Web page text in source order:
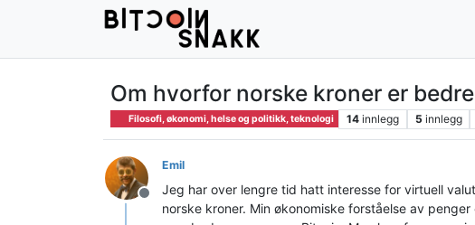
Om hvorfor norske kroner er
Filosofi, økonomi, helse og politikk, teknologi 14 innlegg 5 innlegg
Frakoblet
Emil
Jeg har over lengre tid hatt interesse for virtuell
norske kroner. Min økonomiske forståelse av